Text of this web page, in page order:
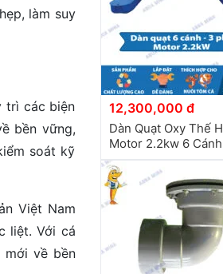
làm suy
trì các biện
bền vững,
soát kỹ
Việt Nam
liệt. Với cá
mới về bền
12,300,000 đ
Dàn Quạt Oxy Thế
Motor 2.2kw 6